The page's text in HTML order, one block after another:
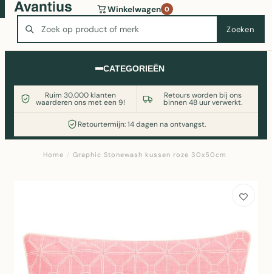
Zoeken
Winkelwagen 0
CATEGORIEËN
Ruim 30.000 klanten
waarderen ons met een 9!
Retours worden bij ons
binnen 48 uur verwerkt.
Retourtermijn: 14 dagen na ontvangst.
Wasmachine of koelkast nodig? Vergelijk alle prijzen op
Witgoedaanbod.nl
Home / Graphic Stonewash kussen roze 30x50cm